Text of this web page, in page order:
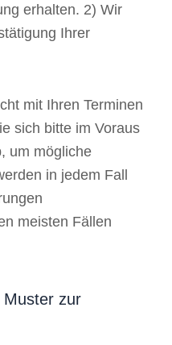
erhalten. 2) Wir
Ihrer
mit Ihren Terminen
sich bitte im Voraus
um mögliche
in jedem Fall
meisten Fällen
Muster zur